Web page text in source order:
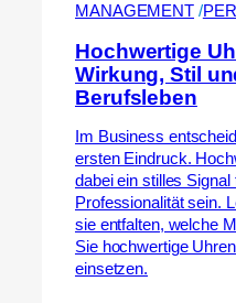
MANAGEMENT /
Hochwertige
Wirkung, Stil
Berufsleben
Im Business
ersten Eindruck.
dabei ein stilles Signal
Professionalität sein.
sie entfalten, welche
Sie hochwertige
einsetzen.